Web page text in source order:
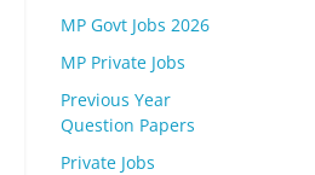
MP Govt Jobs 2026
MP Private Jobs
Previous Year
Question Papers
Private Jobs